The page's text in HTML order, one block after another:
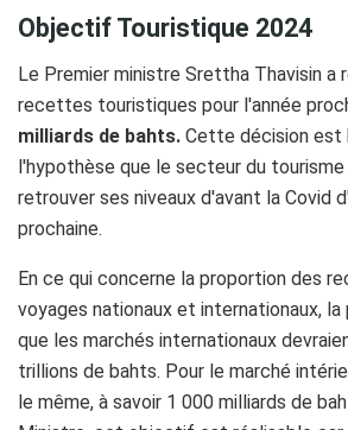
Objectif Touristique 2024
Le Premier ministre Srettha Thavisin
recettes touristiques pour l'année
milliards de bahts. Cette décision est
l'hypothèse que le secteur du
retrouver ses niveaux d'avant la Covid
prochaine.
En ce qui concerne la proportion des
voyages nationaux et internationaux, la
que les marchés internationaux
trillions de bahts. Pour le marché
le même, à savoir 1 000 milliards de